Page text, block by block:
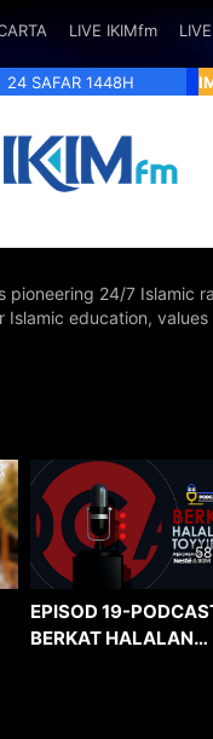
LIVE IKIMfm
24 SAFAR 1448H
pioneering 24/7 Islamic
Islamic education, values
EPISOD 19-
BERKAT HALALAN